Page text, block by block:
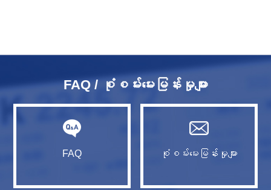
FAQ / စုံစမ်းမေးမြန်းမှုများ
FAQ စုံစမ်းမေးမြန်းမှုများ